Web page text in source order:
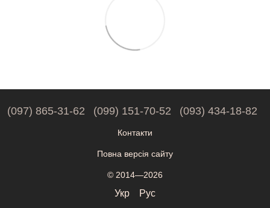
(097) 865-31-62 (099) 151-70-52 (093) 434-18-82
Контакти
Повна версія сайту
© 2014—2026
Укр Рус